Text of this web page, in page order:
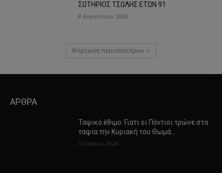
ΣΩΤΗΡΙΟΣ ΤΣΩΛΗΣ ΕΤΩΝ 91
8 Αυγούστου, 2026
Φόρτωση περισσοτέρων
ΑΡΘΡΑ
Ταφικό έθιμο: Γιατί οι Πόντιοι τρώνε στα
ταφία την Κυριακή του Θωμά…
12 Μαΐου, 2024